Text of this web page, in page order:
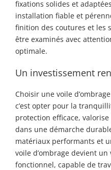
fixations solides et
installation fiable et
finition des coutures et les
être examinés avec
optimale.
Un investissement
Choisir une voile
c’est opter pour la
protection efficace, valorise
dans une démarche
matériaux performants et
voile d’ombrage devient
fonctionnel, capable de